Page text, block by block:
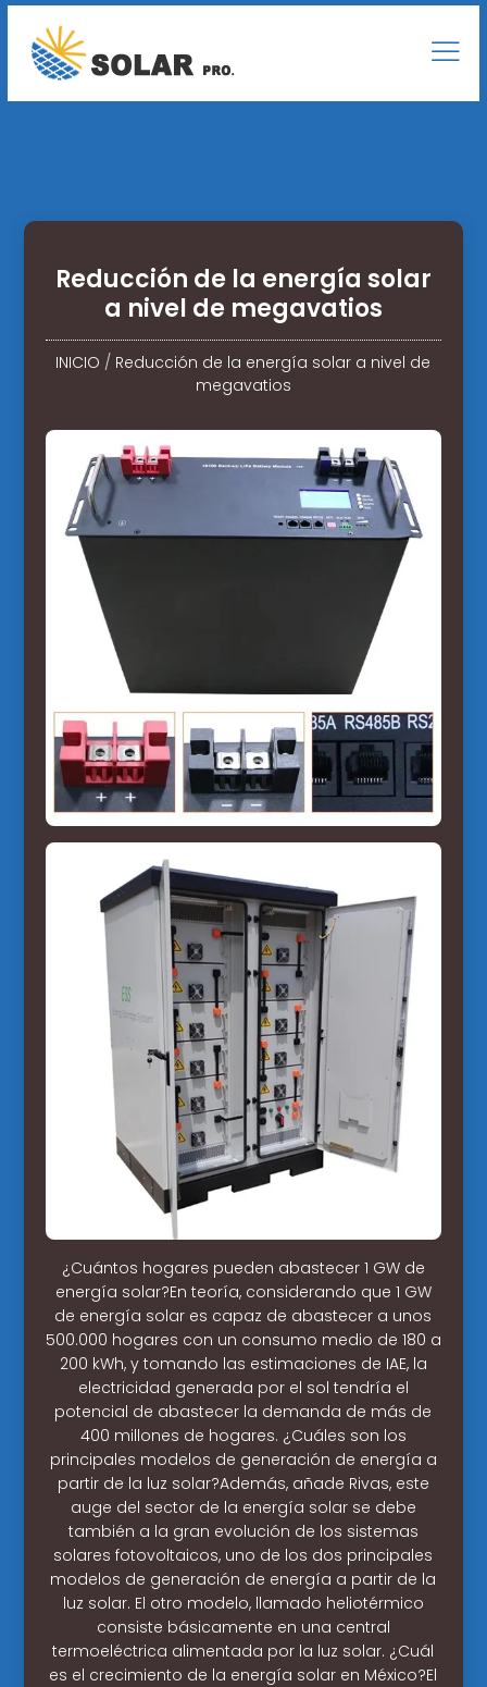
Reducción de la energía solar
a nivel de megavatios
INICIO / Reducción de la energía solar a nivel de
megavatios
¿Cuántos hogares pueden abastecer 1 GW de
energía solar?En teoría, considerando que 1 GW
de energía solar es capaz de abastecer a unos
500.000 hogares con un consumo medio de 180 a
200 kWh, y tomando las estimaciones de IAE, la
electricidad generada por el sol tendría el
potencial de abastecer la demanda de más de
400 millones de hogares. ¿Cuáles son los
principales modelos de generación de energía a
partir de la luz solar?Además, añade Rivas, este
auge del sector de la energía solar se debe
también a la gran evolución de los sistemas
solares fotovoltaicos, uno de los dos principales
modelos de generación de energía a partir de la
luz solar. El otro modelo, llamado heliotérmico
consiste básicamente en una central
termoeléctrica alimentada por la luz solar. ¿Cuál
es el crecimiento de la energía solar en México?El